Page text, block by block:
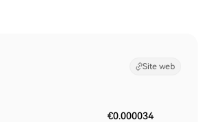
Site web
€0.000034